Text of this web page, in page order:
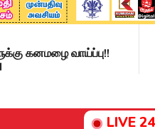
கனமழை வாய்ப்பு!!
LIVE